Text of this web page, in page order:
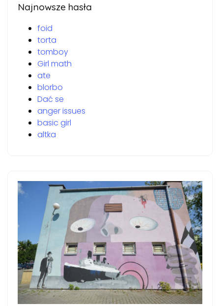
Najnowsze hasła
foid
torta
tomboy
Girl math
ate
blorbo
Dać se
anger issues
basic girl
altka